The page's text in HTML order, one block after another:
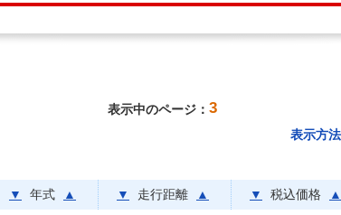
表示中のページ： 3
表示方
▼ 年式 ▲ ▼ 走行距離 ▲ ▼ 税込価格 ▲